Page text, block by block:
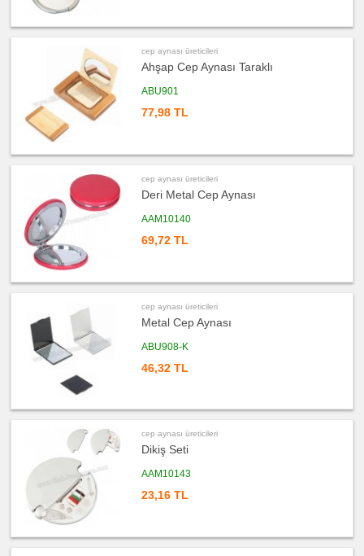
cep aynası üreticileri
Ahşap Cep Aynası Taraklı
ABU901
77,98 TL
cep aynası üreticileri
Deri Metal Cep Aynası
AAM10140
69,72 TL
cep aynası üreticileri
Metal Cep Aynası
ABU908-K
46,32 TL
cep aynası üreticileri
Dikiş Seti
AAM10143
23,16 TL
ucuz
promosyon
Metre
promosyon
Feneri
Çakmak
promosyon
Masa
Çanta
Askısı
ucuz
promosyon
PowerBank
&
ucuz
promosyon
Flash
Bellek
ucuz
promosyon
Kalem
Seti
promosyon
Kalemlik
ucuz